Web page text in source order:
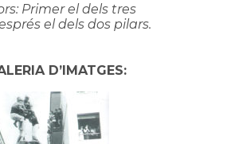
Primer el dels tres
el dels dos pilars.
D’IMATGES: